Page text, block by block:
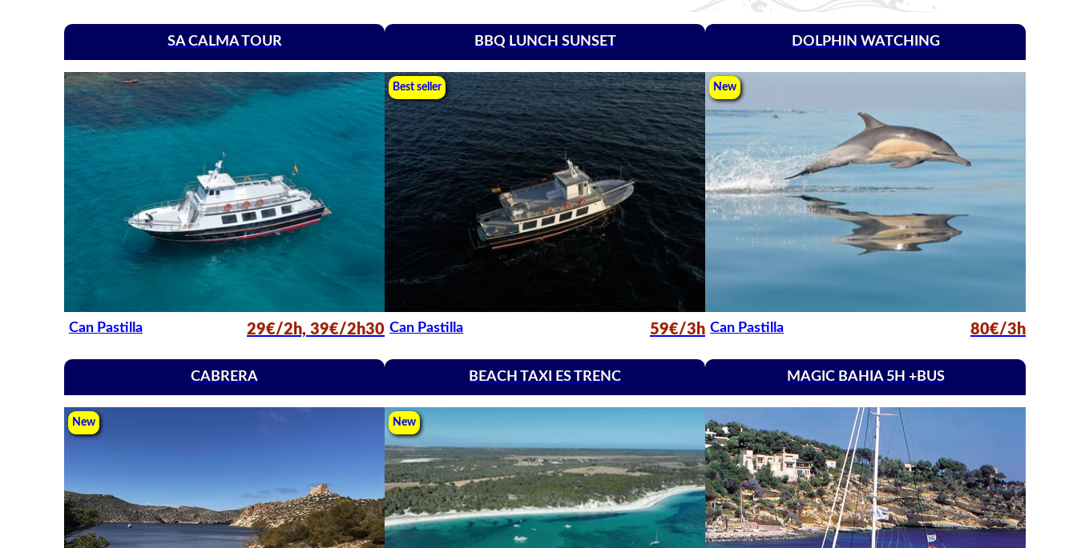
SA CALMA TOUR
Can Pastilla 29€/2h, 39€/2h30
BBQ LUNCH SUNSET
Best seller
Can Pastilla 59€/3h
DOLPHIN WATCHING
New
Can Pastilla 80€/3h
CABRERA
New
BEACH TAXI ES TRENC
New
MAGIC BAHIA 5H +BUS